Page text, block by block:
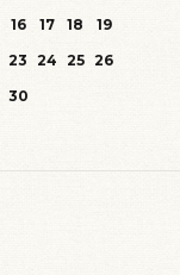
16 17 18
19
23 24 25 26
30